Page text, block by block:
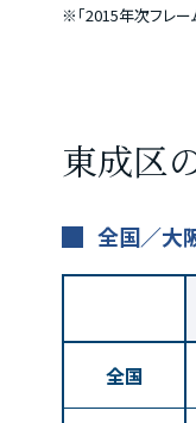
※「2015年次フレー
東成区
全国／大
全国